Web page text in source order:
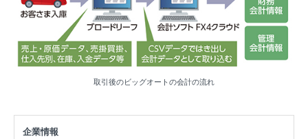
取引後のビッグオートの会計の流れ
企業情報